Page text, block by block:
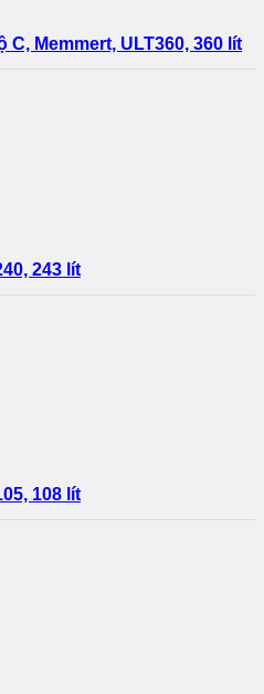
C, Memmert, ULT360, 360 lít
243 lít
108 lít